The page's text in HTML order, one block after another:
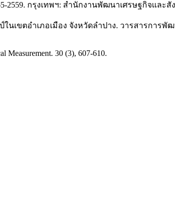
กรุงเทพฯ: สำนักงานพัฒนาเศรษฐกิจและสั
นเขตอำเภอเมือง จังหวัดลำปาง. วารสารการ
Measurement. 30 (3), 607-610.